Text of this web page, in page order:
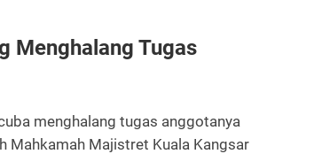
Menghalang Tugas
menghalang tugas anggotanya
Mahkamah Majistret Kuala Kangsar